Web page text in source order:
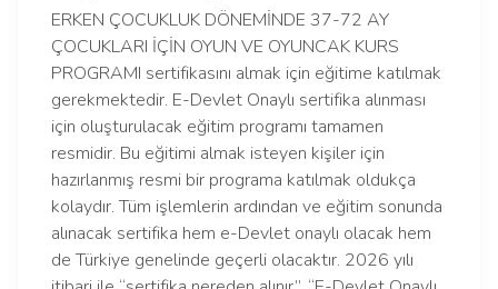
ERKEN ÇOCUKLUK DÖNEMİNDE 37-72 AY
ÇOCUKLARI İÇİN OYUN VE OYUNCAK KURS
PROGRAMI sertifikasını almak için eğitime katılmak
gerekmektedir. E-Devlet Onaylı sertifika alınması
için oluşturulacak eğitim programı tamamen
resmidir. Bu eğitimi almak isteyen kişiler için
hazırlanmış resmi bir programa katılmak oldukça
kolaydır. Tüm işlemlerin ardından ve eğitim sonunda
alınacak sertifika hem e-Devlet onaylı olacak hem
de Türkiye genelinde geçerli olacaktır. 2026 yılı